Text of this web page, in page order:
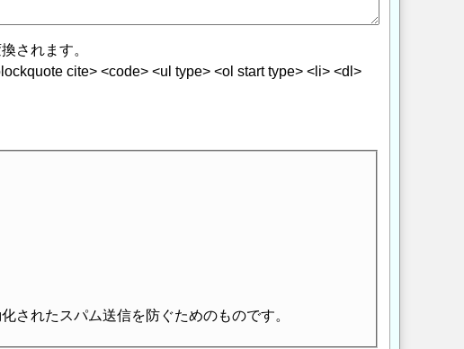
されます。
cite> <code> <ul type> <ol start type> <li> <dl>
されたスパム送信を防ぐためのものです。